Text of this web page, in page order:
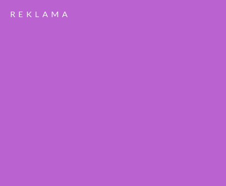
REKLAMA